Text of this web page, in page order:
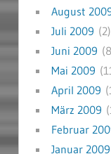
August
Juli 2009 (2)
Juni 2009
Mai 2009
April 2009
März 2009
Februar
Januar 2009